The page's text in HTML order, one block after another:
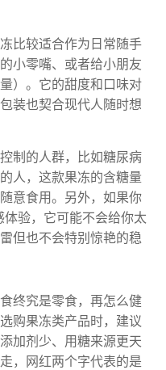
比较适合作为日常随手
小零嘴、或者给小朋友
）。它的甜度和口味对
装也契合现代人随时想
制的人群，比如糖尿病
人，这款果冻的含糖量
意食用。另外，如果你
验，它可能不会给你太
但也不会特别惊艳的稳
终究是零食，再怎么健
购果冻类产品时，建议
加剂少、用糖来源更天
，网红两个字代表的是